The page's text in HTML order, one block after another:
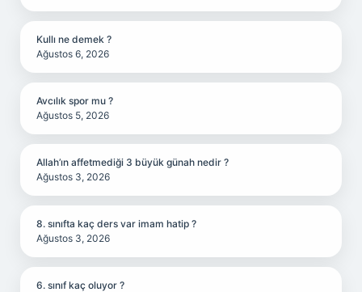
Kullı ne demek ?
Ağustos 6, 2026
Avcılık spor mu ?
Ağustos 5, 2026
Allah’ın affetmediği 3 büyük günah nedir ?
Ağustos 3, 2026
8. sınıfta kaç ders var imam hatip ?
Ağustos 3, 2026
6. sınıf kaç oluyor ?